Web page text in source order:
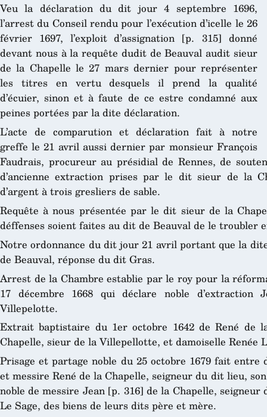
Veu la déclaration du dit jour 4 septembre 1696,
l’arrest du Conseil rendu pour l’exécution d’icelle le 26
février 1697, l’exploit d’assignation [p. 315] donné
devant nous à la requête dudit de Beauval audit sieur
de la Chapelle le 27 mars dernier pour représenter
les titres en vertu desquels il prend la qualité
d’écuier, sinon et à faute de ce estre condamné aux
peines portées par la dite déclaration.
L’acte de comparution et déclaration fait à notre
greffe le 21 avril aussi dernier par monsieur François
Faudrais, procureur au présidial de Rennes, de
d’ancienne extraction prises par le dit sieur de la
d’argent à trois gresliers de sable.
Requête à nous présentée par le dit sieur de la
déffenses soient faites au dit de Beauval de le troubler
Notre ordonnance du dit jour 21 avril portant que la
de Beauval, réponse du dit Gras.
Arrest de la Chambre establie par le roy pour la
17 décembre 1668 qui déclare noble
Villepelotte.
Extrait baptistaire du 1er octobre 1642 de René de
Chapelle, sieur de la Villepellotte, et damoiselle Renée
Prisage et partage noble du 25 octobre 1679 fait entre
et messire René de la Chapelle, seigneur du dit lieu,
noble de messire Jean [p. 316] de la Chapelle,
Le Sage, des biens de leurs dits père et mère.